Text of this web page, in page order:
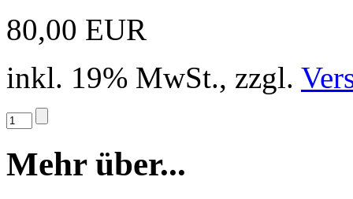
80,00 EUR
inkl. 19% MwSt., zzgl.
Mehr über...